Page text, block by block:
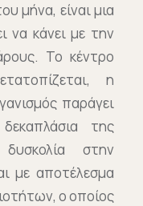
μήνα, είναι μια
να κάνει με την
Το κέντρο
η
παράγει
της
στην
με αποτέλεσμα
ο οποίος